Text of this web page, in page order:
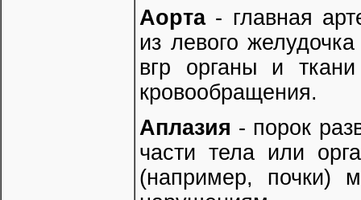
Аорта - главная
из левого
вгр органы и
кровообращения.
Аплазия - порок
части тела или
(например, почки)